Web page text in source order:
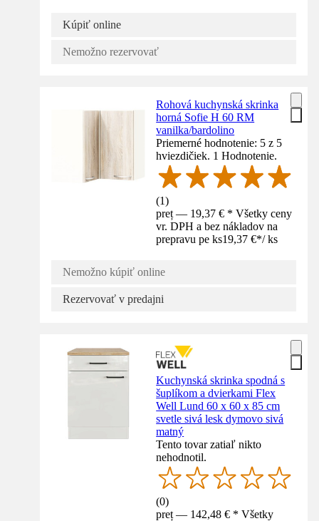
Kúpiť online
Nemožno rezervovať
Rohová kuchynská skrinka
horná Sofie H 60 RM
vanilka/bardolino
Priemerné hodnotenie: 5 z 5
hviezdičiek. 1 Hodnotenie.
(1)
preț — 19,37 € * Všetky ceny
vr. DPH a bez nákladov na
prepravu pe ks19,37 €*/ ks
Nemožno kúpiť online
Rezervovať v predajni
Kuchynská skrinka spodná s
šuplíkom a dvierkami Flex
Well Lund 60 x 60 x 85 cm
svetle sivá lesk dymovo sivá
matný
Tento tovar zatiaľ nikto
nehodnotil.
(0)
preț — 142,48 € * Všetky